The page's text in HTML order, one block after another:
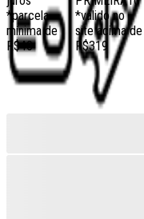
*parcela
mínima de
R$40
*válido no
site acima de
R$319